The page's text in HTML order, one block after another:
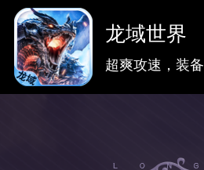
龙域世界
超爽攻速，装